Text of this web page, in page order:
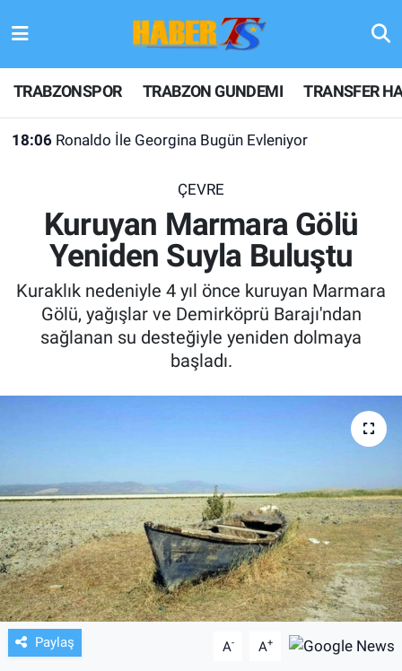
TRABZONSPOR TRABZON GUNDEMI TRANSFER
18:06 Ronaldo İle Georgina Bugün Evleniyor
ÇEVRE
Kuruyan Marmara Gölü
Yeniden Suyla Buluştu
Kuraklık nedeniyle 4 yıl önce kuruyan Marmara
Gölü, yağışlar ve Demirköprü Barajı'ndan
sağlanan su desteğiyle yeniden dolmaya
başladı.
Paylaş A- A+
TRABZONSPOR
TRABZON GUNDEMI
KULİS MEYDANI
1461 TRABZON
FUTBOL
BASKETBOL
SAĞLIK
GENEL
KÜLTÜR SANAT
Hava Durumu
Trafik Durumu
Son Dakika Haberleri
Haber Arşivi